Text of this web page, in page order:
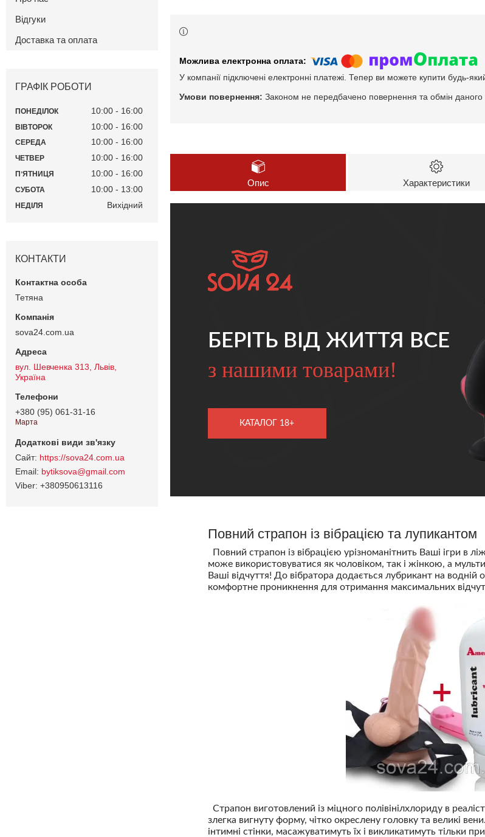
У компанії підключені електронні платежі. Тепер ви можете купити будь-
Законом не передбачено повернення та обмін даного
Опис Характеристики
БЕРІТЬ ВІД ЖИТТЯ ВСЕ
з нашими товарами!
КАТАЛОГ 18+
Повний страпон із вібрацією та лупикантом
Повний страпон із вібрацією урізноманітнить Ваші ігри в
може використовуватися як чоловіком, так і жінкою, а
Ваші відчуття! До вібратора додається лубрикант на водній
комфортне проникнення для отримання максимальних
Страпон виготовлений із міцного полівінілхлориду в
злегка вигнуту форму, чітко окреслену головку та великі
інтимні стінки, масажуватимуть їх і викликатимуть тільки
Відгуки
Доставка та оплата
ГРАФІК РОБОТИ
ПОНЕДІЛОК 10:00 16:00
ВІВТОРОК 10:00 16:00
СЕРЕДА 10:00 16:00
ЧЕТВЕР 10:00 16:00
ПʼЯТНИЦЯ 10:00 16:00
СУБОТА 10:00 13:00
НЕДІЛЯ Вихідний
КОНТАКТИ
Тетяна
sova24.com.ua
вул. Шевченка 313, Львів,
Україна
+380 (95) 061-31-16
Марта
https://sova24.com.ua
bytiksova@gmail.com
+380950613116